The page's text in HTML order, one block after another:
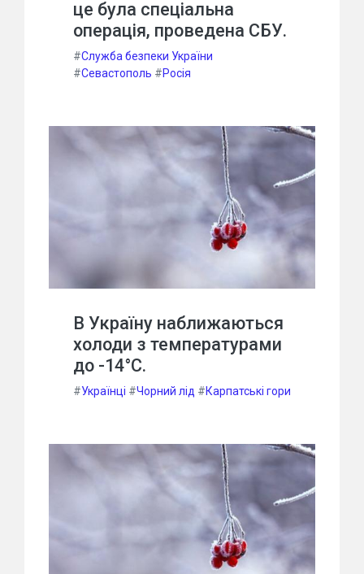
це була спеціальна
операція, проведена СБУ.
#Служба безпеки України
#Севастополь #Росія
В Україну наближаються
холоди з температурами
до -14°С.
#Українці #Чорний лід #Карпатські гори